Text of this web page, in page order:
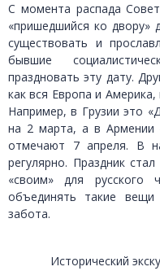
С момента распада
«пришедшийся ко двору»
существовать и
бывшие
праздновать эту дату.
как вся Европа и
Например, в Грузии это
на 2 марта, а в Армении
отмечают 7 апреля. В
регулярно. Праздник
«своим» для русского
объединять такие
забота.
Исторический